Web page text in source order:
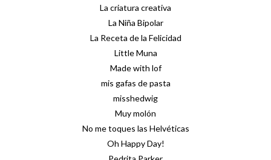
La criatura creativa
La Niña Bipolar
La Receta de la Felicidad
Little Muna
Made with lof
mis gafas de pasta
misshedwig
Muy molón
No me toques las Helvéticas
Oh Happy Day!